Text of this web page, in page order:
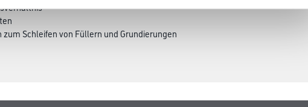
Schleifen von Füllern und Grundierungen